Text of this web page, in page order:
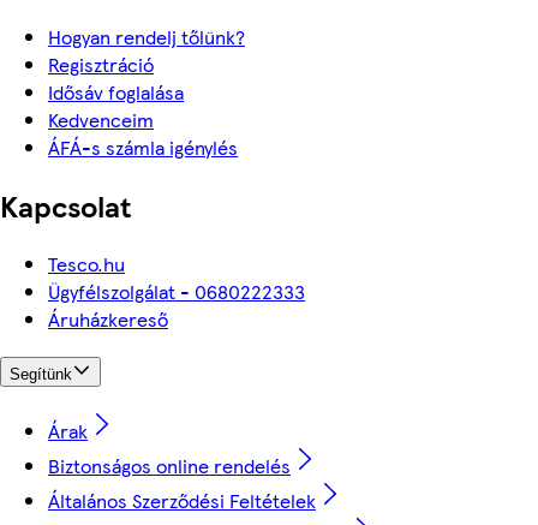
Hogyan rendelj tőlünk?
Regisztráció
Idősáv foglalása
Kedvenceim
ÁFÁ-s számla igénylés
Kapcsolat
Tesco.hu
Ügyfélszolgálat - 0680222333
Áruházkereső
Segítünk
Árak
Biztonságos online rendelés
Általános Szerződési Feltételek